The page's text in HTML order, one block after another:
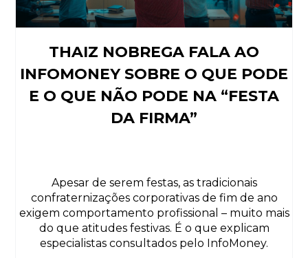
THAIZ NOBREGA FALA AO
INFOMONEY SOBRE O QUE PODE
E O QUE NÃO PODE NA “FESTA
DA FIRMA”
Apesar de serem festas, as tradicionais
confraternizações corporativas de fim de ano
exigem comportamento profissional – muito mais
do que atitudes festivas. É o que explicam
especialistas consultados pelo InfoMoney.